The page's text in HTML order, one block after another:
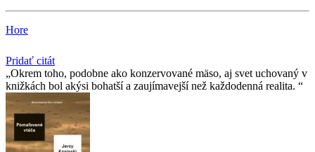
Hore
Pridať citát
Okrem toho, podobne ako konzervované mäso, aj svet uchovaný v
knižkách bol akýsi bohatší a zaujímavejší než každodenná realita.